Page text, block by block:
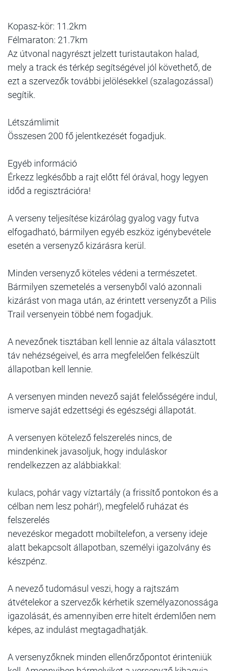
Kopasz-kör: 11.2km
Félmaraton: 21.7km
Az útvonal nagyrészt jelzett turistautakon halad,
mely a track és térkép segítségével jól követhető, de
ezt a szervezők további jelölésekkel (szalagozással)
segítik.
Létszámlimit
Összesen 200 fő jelentkezését fogadjuk.
Egyéb információ
Érkezz legkésőbb a rajt előtt fél órával, hogy legyen
időd a regisztrációra!
A verseny teljesítése kizárólag gyalog vagy futva
elfogadható, bármilyen egyéb eszköz igénybevétele
esetén a versenyző kizárásra kerül.
Minden versenyző köteles védeni a természetet.
Bármilyen szemetelés a versenyből való azonnali
kizárást von maga után, az érintett versenyzőt a Pilis
Trail versenyein többé nem fogadjuk.
A nevezőnek tisztában kell lennie az általa választott
táv nehézségeivel, és arra megfelelően felkészült
állapotban kell lennie.
A versenyen minden nevező saját felelősségére indul,
ismerve saját edzettségi és egészségi állapotát.
A versenyen kötelező felszerelés nincs, de
mindenkinek javasoljuk, hogy induláskor
rendelkezzen az alábbiakkal:
kulacs, pohár vagy víztartály (a frissítő pontokon és a
célban nem lesz pohár!), megfelelő ruházat és
felszerelés
nevezéskor megadott mobiltelefon, a verseny ideje
alatt bekapcsolt állapotban, személyi igazolvány és
készpénz.
A nevező tudomásul veszi, hogy a rajtszám
átvételekor a szervezők kérhetik személyazonossága
igazolását, és amennyiben erre hitelt érdemlően nem
képes, az indulást megtagadhatják.
A versenyzőknek minden ellenőrzőpontot érinteniük